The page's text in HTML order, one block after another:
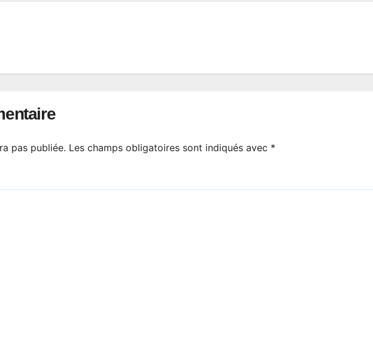
pas publiée. Les champs obligatoires sont indiqués avec *